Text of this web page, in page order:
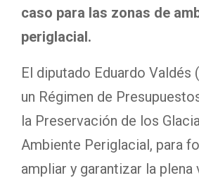
caso para las zonas de
periglacial.
El diputado Eduardo Valdés
un Régimen de
la Preservación de los
Ambiente Periglacial, para
ampliar y garantizar la plena